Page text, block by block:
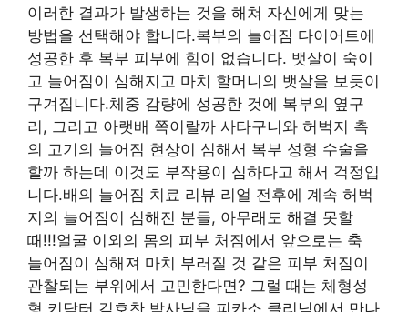
이러한 결과가 발생하는 것을 해쳐 자신에게 맞는
방법을 선택해야 합니다.복부의 늘어짐 다이어트에
성공한 후 복부 피부에 힘이 없습니다. 뱃살이 숙이
고 늘어짐이 심해지고 마치 할머니의 뱃살을 보듯이
구겨집니다.체중 감량에 성공한 것에 복부의 옆구
리, 그리고 아랫배 쪽이랄까 사타구니와 허벅지 측
의 고기의 늘어짐 현상이 심해서 복부 성형 수술을
할까 하는데 이것도 부작용이 심하다고 해서 걱정입
니다.배의 늘어짐 치료 리뷰 리얼 전후에 계속 허벅
지의 늘어짐이 심해진 분들, 아무래도 해결 못할
때!!!얼굴 이외의 몸의 피부 처짐에서 앞으로는 축
늘어짐이 심해져 마치 부러질 것 같은 피부 처짐이
관찰되는 부위에서 고민한다면? 그럴 때는 체형성
형 키닥터 김호찬 박사님을 피카소 클리닉에서 만나